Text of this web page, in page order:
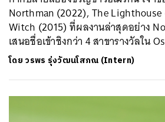
Northman (2022), The Lighthouse
Witch (2015) ที่ผลงานล่าสุดอย่าง
เสนอชื่อเข้าชิงกว่า 4 สาขารางวัลใน
โดยวรพร รุ่งวัฒนโสภณ (Intern)